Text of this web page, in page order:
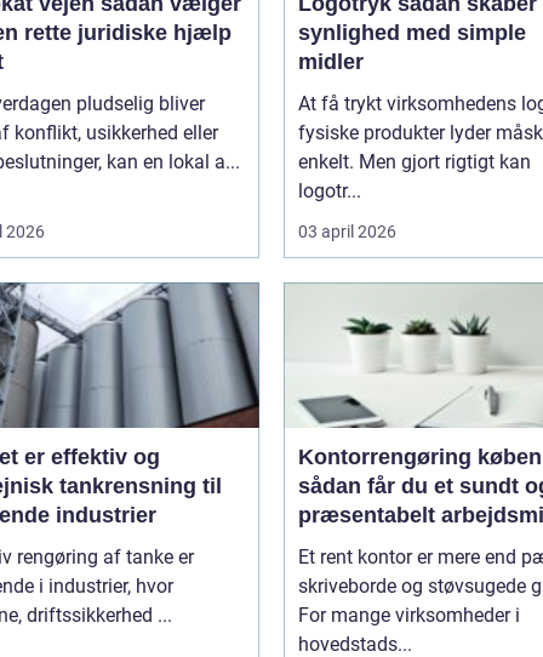
rette juridiske hjælp
pludselig bliver
konflikt, usikkerhed eller
kan en lokal a...
2026
synlighed med simple
midler
At få trykt virksomhedens
fysiske produkter lyder
enkelt. Men gjort rigtigt kan
logotr...
03 april 2026
er effektiv og
tankrensning til
industrier
rengøring af tanke er
i industrier, hvor
driftssikkerhed ...
Kontorrengøring
sådan får du et sundt
præsentabelt
Et rent kontor er mere end
skriveborde og støvsugede
For mange virksomheder i
hovedstads...